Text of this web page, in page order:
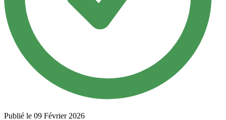
Publié le 09 Février 2026